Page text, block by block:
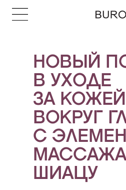
НОВЫЙ
В УХОДЕ
ЗА КОЖЕЙ
ВОКРУГ
С
МАССАЖА
ШИАЦУ